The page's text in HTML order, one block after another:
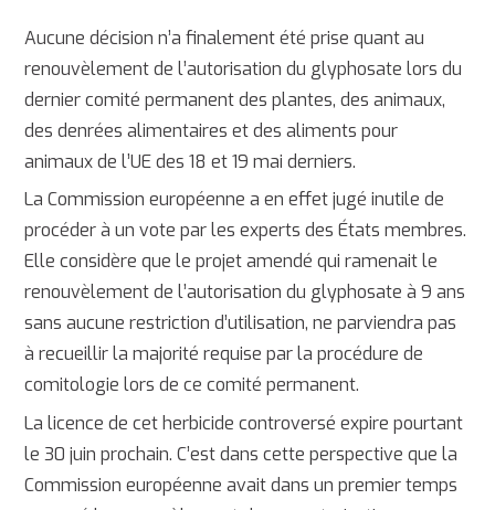
Aucune décision n’a finalement été prise quant au
renouvèlement de l’autorisation du glyphosate lors du
dernier comité permanent des plantes, des animaux,
des denrées alimentaires et des aliments pour
animaux de l’UE des 18 et 19 mai derniers.
La Commission européenne a en effet jugé inutile de
procéder à un vote par les experts des États membres.
Elle considère que le projet amendé qui ramenait le
renouvèlement de l’autorisation du glyphosate à 9 ans
sans aucune restriction d’utilisation, ne parviendra pas
à recueillir la majorité requise par la procédure de
comitologie lors de ce comité permanent.
La licence de cet herbicide controversé expire pourtant
le 30 juin prochain. C’est dans cette perspective que la
Commission européenne avait dans un premier temps